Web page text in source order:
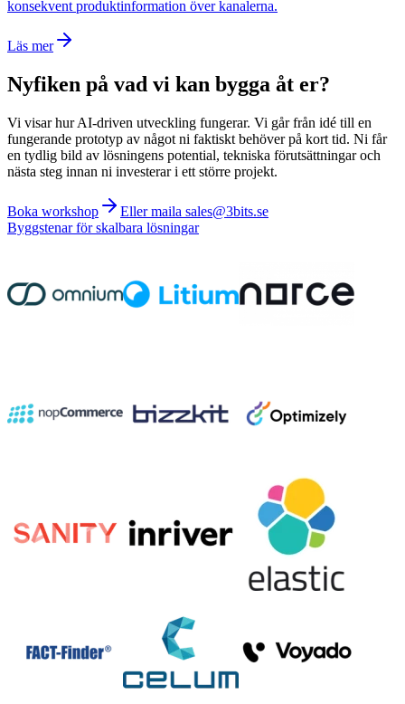
konsekvent produktinformation över kanalerna.
Läs mer
Nyfiken på vad vi kan bygga åt er?
Vi visar hur AI-driven utveckling fungerar. Vi går från idé till en
fungerande prototyp av något ni faktiskt behöver på kort tid. Ni får
en tydlig bild av lösningens potential, tekniska förutsättningar och
nästa steg innan ni investerar i ett större projekt.
Boka workshop
Eller maila sales@3bits.se
Byggstenar för skalbara lösningar